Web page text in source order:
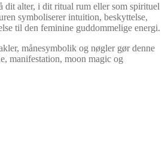
dit alter, i dit ritual rum eller som spirituel
symboliserer intuition, beskyttelse,
til den feminine guddommelige energi.
månesymbolik og nøgler gør denne
manifestation, moon magic og